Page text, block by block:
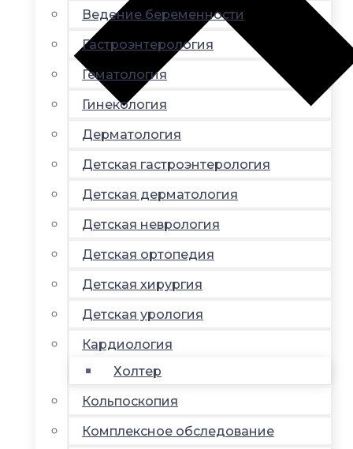
Ведение беременности
Гастроэнтерология
Гематология
Гинекология
Дерматология
Детская гастроэнтерология
Детская дерматология
Детская неврология
Детская ортопедия
Детская хирургия
Детская урология
Кардиология
Холтер
Кольпоскопия
Комплексное обследование